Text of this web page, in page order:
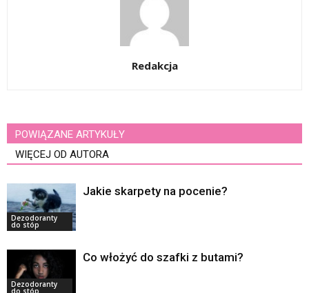
Redakcja
POWIĄZANE ARTYKUŁY
WIĘCEJ OD AUTORA
Dezodoranty
do stóp
Jakie skarpety na pocenie?
Dezodoranty
do stóp
Co włożyć do szafki z butami?